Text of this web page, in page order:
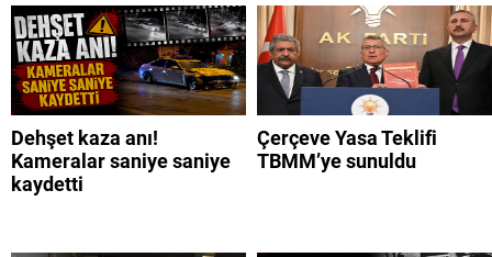
Dehşet kaza anı!
Kameralar saniye saniye
kaydetti
Çerçeve Yasa Teklifi
TBMM’ye sunuldu